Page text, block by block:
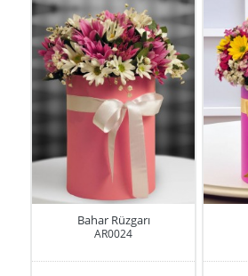
Bahar Rüzgarı
AR0024